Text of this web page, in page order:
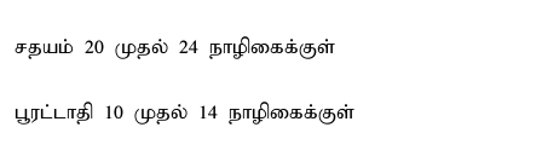
சதயம் 20 முதல் 24 நாழிகைக்குள்
பூரட்டாதி 10 முதல் 14 நாழிகைக்குள்